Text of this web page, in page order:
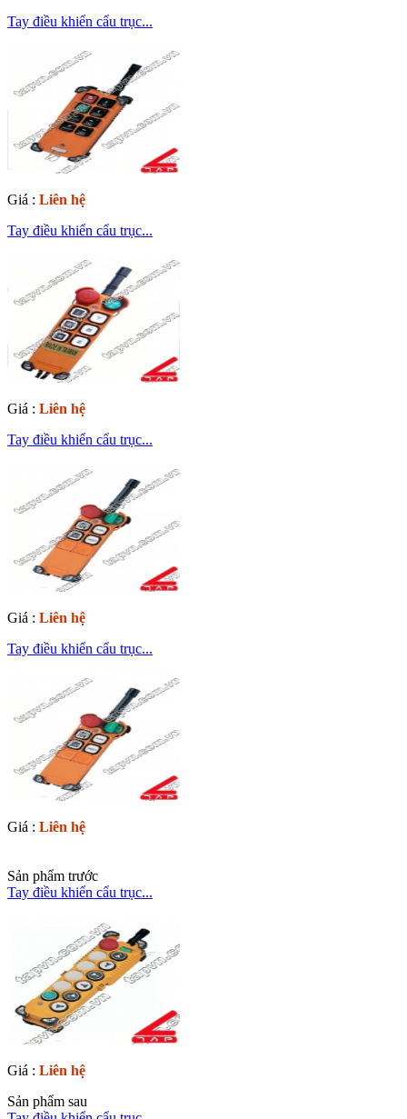
Tay điều khiển cẩu trục...
Giá : Liên hệ
Tay điều khiển cẩu trục...
Giá : Liên hệ
Tay điều khiển cẩu trục...
Giá : Liên hệ
Tay điều khiển cẩu trục...
Giá : Liên hệ
Sản phẩm trước
Tay điều khiển cẩu trục...
Giá : Liên hệ
Sản phẩm sau